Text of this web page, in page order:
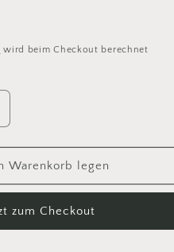
wird beim Checkout berechnet
Warenkorb legen
zum Checkout